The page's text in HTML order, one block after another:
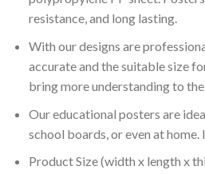
resistance, and long lasting.
With our designs are
accurate and the suitable size
bring more understanding to
Our educational posters are
school boards, or even at
Product Size (width x length x